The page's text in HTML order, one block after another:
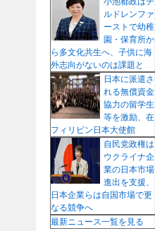
ルドレンファ
ーストで幼稚
園・保育所か
ら多文化共生へ、子供に海
外志向がないのは課題と
日本に派遣さ
れる無償資金
協力の留学生
等を激励、在
フィリピン日本大使館
自民党政権は
ウクライナ企
業の日本市場
進出を支援、
日本企業らは自国市場で更
なる競争へ
最新ニュース一覧を見る